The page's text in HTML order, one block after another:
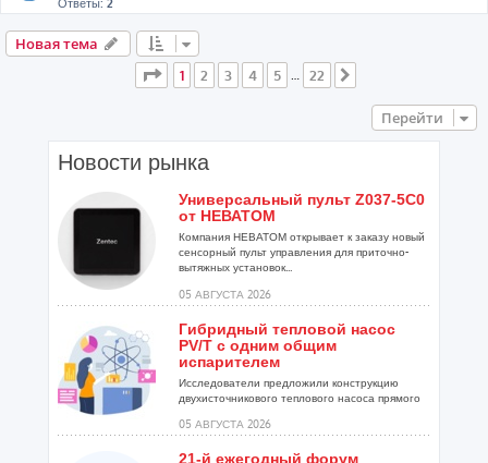
Новая тема
Страница
из 22
1 2 3 4 5 22
Перейти
Новости рынка
Универсальный пульт Z037-5C0
от НЕВАТОМ
Компания НЕВАТОМ открывает к заказу новый
сенсорный пульт управления для приточно-
вытяжных установок...
05 АВГУСТА 2026
Гибридный тепловой насос
PV/T с одним общим
испарителем
Исследователи предложили конструкцию
двухисточникового теплового насоса прямого
05 АВГУСТА 2026
21-й ежегодный форум